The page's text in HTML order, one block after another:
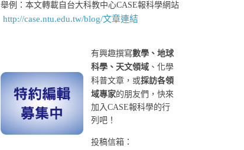
舉例：本文轉載自台大科教中心CASE報科學網站
http://case.ntu.edu.tw/blog/文章連結
有興趣撰寫數學、地球
科學、天文領域 、化學
科普文章，或採訪各領
域專家的朋友們，快來
加入CASE報科學的行
列吧！
投稿信箱：